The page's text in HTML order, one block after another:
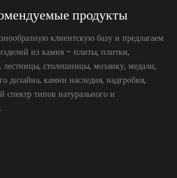
продукты
клиентскую базу и предлагаем
из камня - плиты, плитки,
лестницы, столешницы, мозаику, медали,
дизайна, камни наследия, надгробия,
типов натурального и